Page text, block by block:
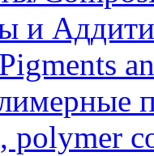
polymer